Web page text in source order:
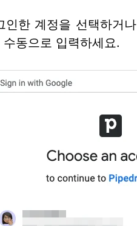
인한 계정을 선택하거나
동으로 입력하세요.